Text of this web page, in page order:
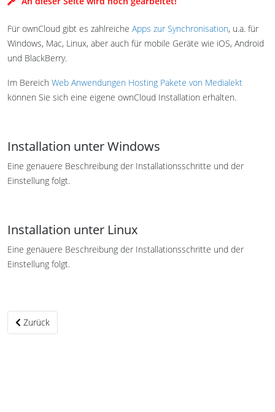
Für ownCloud gibt es zahlreiche Apps zur Synchronisation, u.a. für
Windows, Mac, Linux, aber auch für mobile Geräte wie iOS, Android
und BlackBerry.
Im Bereich Web Anwendungen Hosting Pakete von Medialekt
können Sie sich eine eigene ownCloud Installation erhalten.
Installation unter Windows
Eine genauere Beschreibung der Installationsschritte und der
Einstellung folgt.
Installation unter Linux
Eine genauere Beschreibung der Installationsschritte und der
Einstellung folgt.
Vorheriger Beitrag: Anbindung der ownCloud an Thunderbird
Zurück